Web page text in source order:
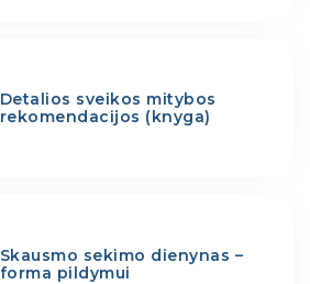
Detalios sveikos mitybos
rekomendacijos (knyga)
Skausmo sekimo dienynas –
forma pildymui